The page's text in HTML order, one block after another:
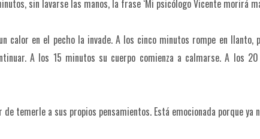
sin lavarse las manos, la frase ‘Mi psicólogo Vicente morirá
calor en el pecho la invade. A los cinco minutos rompe en
A los 15 minutos su cuerpo comienza a calmarse. A los
temerle a sus propios pensamientos. Está emocionada porque